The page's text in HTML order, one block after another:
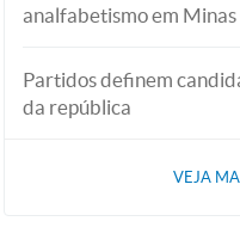
analfabetismo em Minas
Partidos definem
da república
VEJA